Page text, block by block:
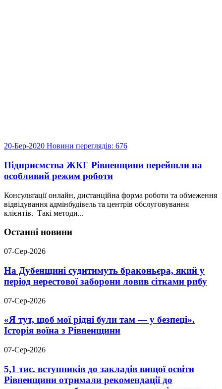
20-Бер-2020 Новини переглядів: 676
Підприємства ЖКГ Рівненщини перейшли на
особливий режим роботи
Консультації онлайн, дистанційна форма роботи та обмеження
відвідування адмінбудівель та центрів обслуговування
клієнтів. Такі методи...
Останні новини
07-Сер-2026
На Дубенщині судитимуть браконьєра, який у
період нерестової заборони ловив сітками рибу
07-Сер-2026
«Я тут, щоб мої рідні були там — у безпеці».
Історія воїна з Рівненщини
07-Сер-2026
5,1 тис. вступників до закладів вищої освіти
Рівненщини отримали рекомендації до